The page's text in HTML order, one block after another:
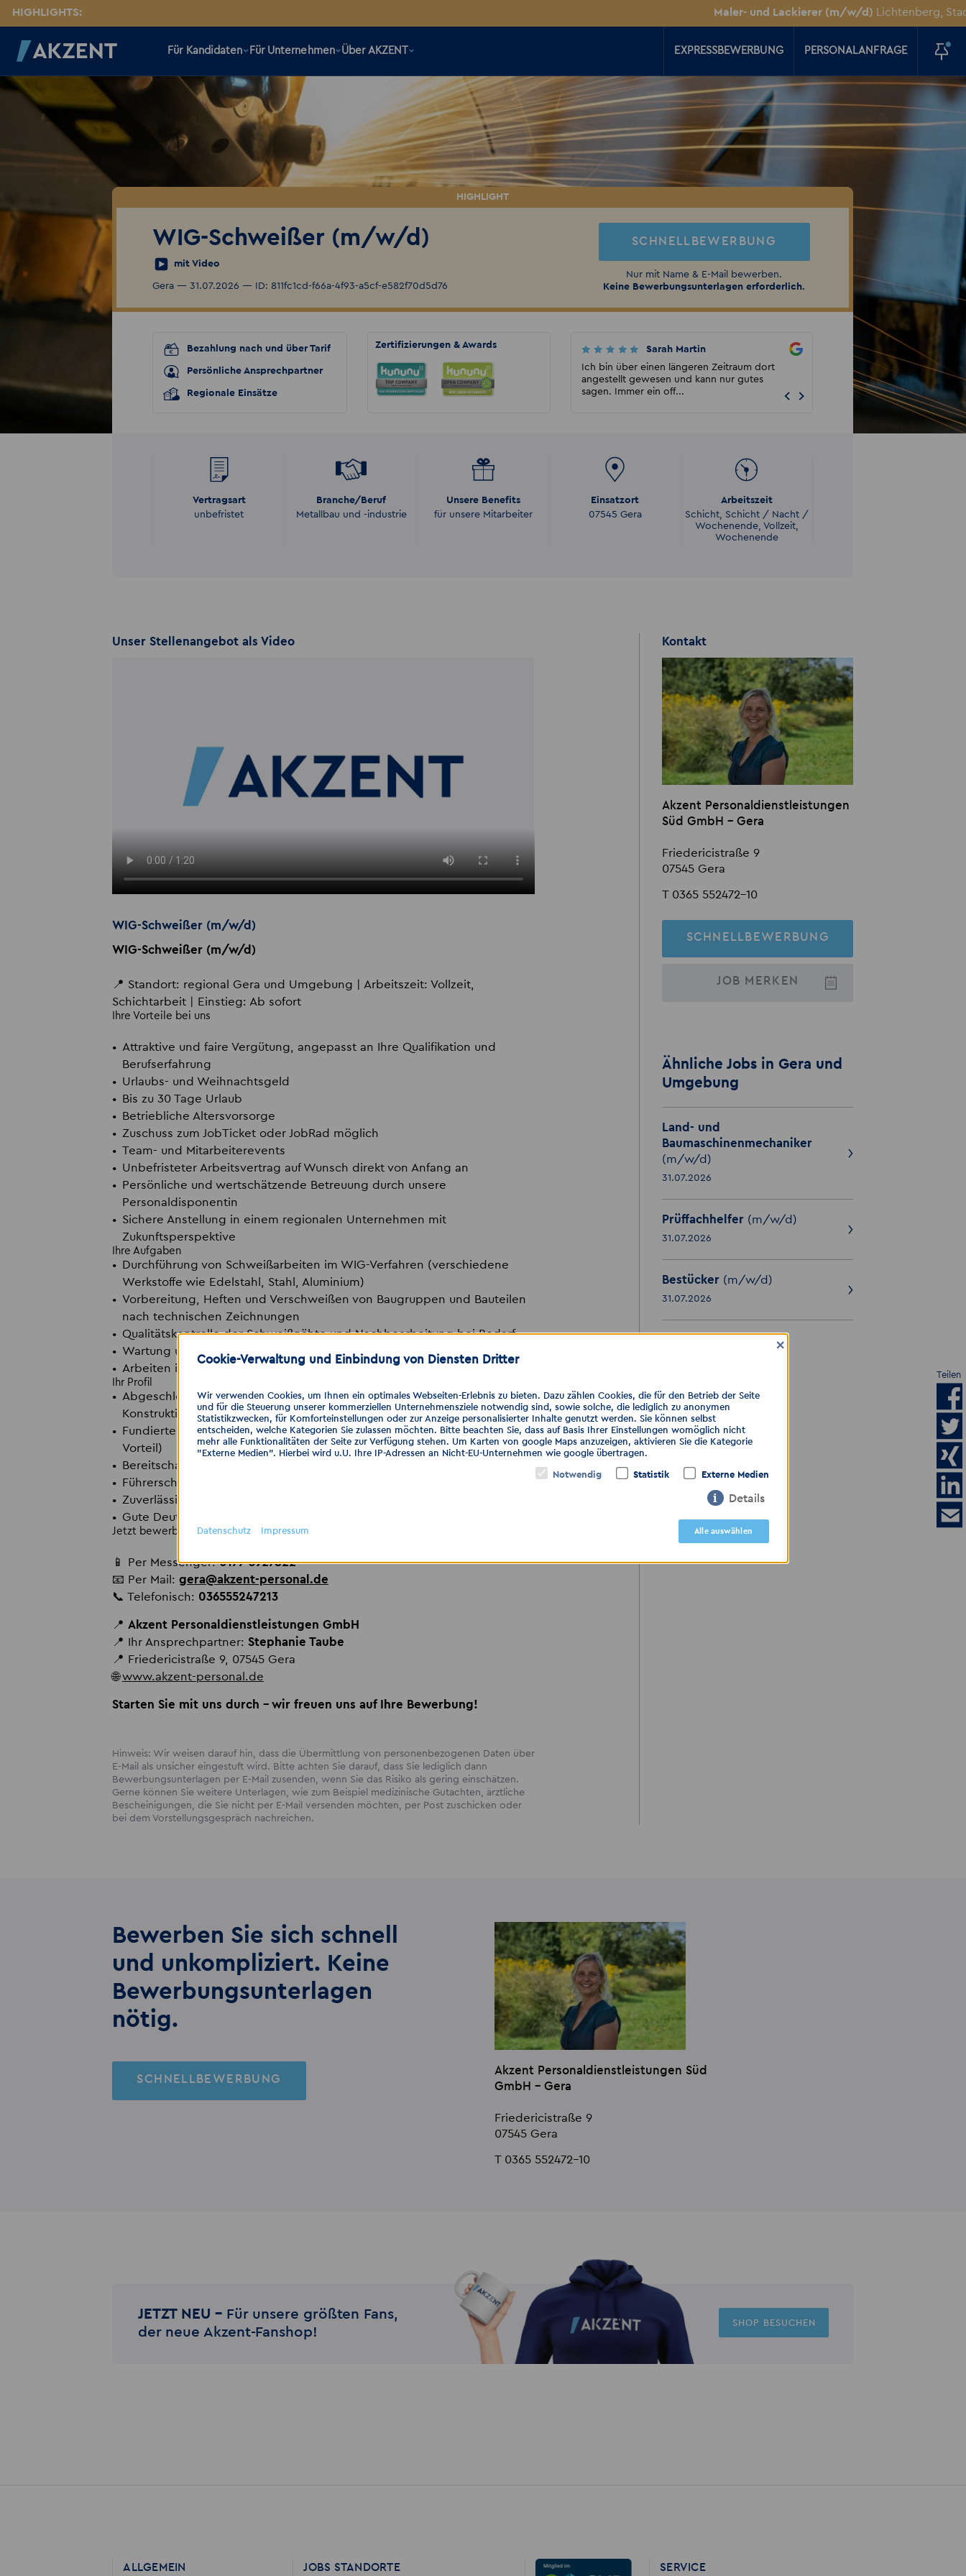
HIGHLIGHTS: Maler- und Lackierer (m/w/d) Lichtenberg, Stadt Berlin
Für Kandidaten Für Unternehmen Über AKZENT EXPRESSBEWERBUNG PERSONALANFRAGE
WIG-Schweißer (m/w/d)
mit Video
Gera — 31.07.2026 — ID: 811fc1cd-f66a-4f93-a5cf-e582f70d5d76
SCHNELLBEWERBUNG
Nur mit Name & E-Mail bewerben.
Keine Bewerbungsunterlagen erforderlich.
Bezahlung nach und über Tarif
Persönliche Ansprechpartner
Regionale Einsätze
Zertifizierungen & Awards
Kathrin Böhme
Absolut empfehlenswert! Besonders Herrn
Förster möchte ich an dieser Stelle
hervorheben. Dank seiner...
Sarah Martin
Ich bin über einen längeren Zeitraum dort
angestellt gewesen und kann nur gutes
sagen. Immer ein off...
Kay Wendt
Würde gerne mehr als 5 Sterne
Super gutes Personal. Offenes Ohr
Problem. Würde imme...
Vertragsart
unbefristet
Branche/Beruf
Metallbau und -industrie
Unsere Benefits
für unsere Mitarbeiter
Einsatzort
07545 Gera
Arbeitszeit
Schicht, Schicht / Nacht /
Wochenende, Vollzeit,
Wochenende
Unser Stellenangebot als Video
WIG-Schweißer (m/w/d)
WIG-Schweißer (m/w/d)
📍 Standort: regional Gera und Umgebung | Arbeitszeit: Vollzeit,
Schichtarbeit | Einstieg: Ab sofort
Ihre Vorteile bei uns
Attraktive und faire Vergütung, angepasst an Ihre Qualifikation und
Berufserfahrung
Urlaubs- und Weihnachtsgeld
Bis zu 30 Tage Urlaub
Betriebliche Altersvorsorge
Zuschuss zum JobTicket oder JobRad möglich
Team- und Mitarbeiterevents
Unbefristeter Arbeitsvertrag auf Wunsch direkt von Anfang an
Persönliche und wertschätzende Betreuung durch unsere
Personaldisponentin
Sichere Anstellung in einem regionalen Unternehmen mit
Zukunftsperspektive
Ihre Aufgaben
Durchführung von Schweißarbeiten im WIG-Verfahren (verschiedene
Werkstoffe wie Edelstahl, Stahl, Aluminium)
Vorbereitung, Heften und Verschweißen von Baugruppen und Bauteilen
nach technischen Zeichnungen
Qualitätskontrolle der Schweißnähte und Nachbearbeitung bei Bedarf
Wartung und Pflege der Schweißgeräte
Arbeiten im Schichtbetrieb in enger Zusammenarbeit mit dem Team
Ihr Profil
Abgeschlossene Ausbildung im Metallbereich, z. B. als Schweißer,
Konstruktionsmechaniker, Metallbauer (m/w/d) oder vergleichbar
Fundierte Erfahrung im WIG-Schweißen (gültige Schweißscheine von
Vorteil)
Bereitschaft zur Schichtarbeit
Führerschein Klasse B sowie eigener PKW zwingend erforderlich
Zuverlässige, sorgfältige und selbstständige Arbeitsweise
Gute Deutschkenntnisse (mind. Niveau B2/C1)
Jetzt bewerben!
📱 Per Messenger:0177 5927822
📧 Per Mail: gera@akzent-personal.de
📞 Telefonisch: 036555247213
📍 Akzent Personaldienstleistungen GmbH
📍 Ihr Ansprechpartner: Stephanie Taube
📍 Friedericistraße 9, 07545 Gera
🌐www.akzent-personal.de
Starten Sie mit uns durch – wir freuen uns auf Ihre Bewerbung!
Hinweis: Wir weisen darauf hin, dass die Übermittlung von personenbezogenen Daten über
E-Mail als unsicher eingestuft wird. Bitte achten Sie darauf, dass Sie lediglich dann
Bewerbungsunterlagen per E-Mail zusenden, wenn Sie das Risiko als gering einschätzen.
Gerne können Sie weitere Unterlagen, wie zum Beispiel medizinische Gutachten, ärztliche
Bescheinigungen, die Sie nicht per E-Mail versenden möchten, per Post zuschicken oder
bei dem Vorstellungsgespräch nachreichen.
Kontakt
Akzent Personaldienstleistungen
Süd GmbH - Gera
Friedericistraße 9
07545 Gera
T 0365 552472-10
SCHNELLBEWERBUNG
JOB MERKEN
Ähnliche Jobs in Gera und
Umgebung
Land- und
Baumaschinenmechaniker
(m/w/d)
31.07.2026
Prüffachhelfer (m/w/d)
31.07.2026
Bestücker (m/w/d)
31.07.2026
Bewerben Sie sich schnell
und unkompliziert. Keine
Bewerbungs­unterlagen
nötig.
SCHNELLBEWERBUNG
Akzent Personaldienstleistungen Süd
GmbH - Gera
Friedericistraße 9
07545 Gera
T 0365 552472-10
Teilen
JETZT NEU – Für unsere größten Fans,
der neue Akzent-Fanshop!
SHOP BESUCHEN
ALLGEMEIN JOBS STANDORTE SERVICE
Cookie-Verwaltung und Einbindung von Diensten Dritter
×
Wir verwenden Cookies, um Ihnen ein optimales Webseiten-Erlebnis zu bieten. Dazu zählen Cookies, die für den Betrieb der Seite
und für die Steuerung unserer kommerziellen Unternehmensziele notwendig sind, sowie solche, die lediglich zu anonymen
Statistikzwecken, für Komforteinstellungen oder zur Anzeige personalisierter Inhalte genutzt werden. Sie können selbst
entscheiden, welche Kategorien Sie zulassen möchten. Bitte beachten Sie, dass auf Basis Ihrer Einstellungen womöglich nicht
mehr alle Funktionalitäten der Seite zur Verfügung stehen. Um Karten von google Maps anzuzeigen, aktivieren Sie die Kategorie
"Externe Medien". Hierbei wird u.U. Ihre IP-Adressen an Nicht-EU-Unternehmen wie google übertragen.
Notwendig Statistik Externe Medien
Details
Alle auswählen
Datenschutz Impressum